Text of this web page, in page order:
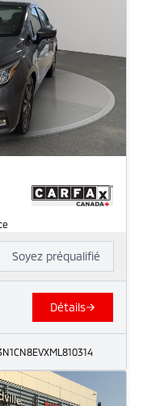
Soyez préqualifié
Détails